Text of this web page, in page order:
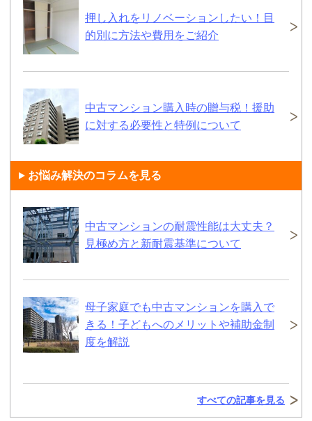
押し入れをリノベーションしたい！目
的別に方法や費用をご紹介
中古マンション購入時の贈与税！援助
に対する必要性と特例について
お悩み解決のコラムを見る
中古マンションの耐震性能は大丈夫？
見極め方と新耐震基準について
母子家庭でも中古マンションを購入で
きる！子どもへのメリットや補助金制
度を解説
すべての記事を見る